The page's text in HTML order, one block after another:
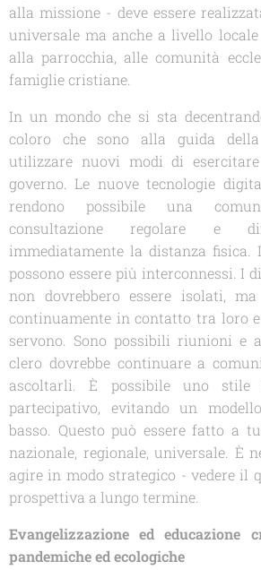
alla missione - deve essere
universale ma anche a livello
alla parrocchia, alle comunità
famiglie cristiane.
In un mondo che si sta
coloro che sono alla guida della
utilizzare nuovi modi di
governo. Le nuove tecnologie
rendono possibile una
consultazione regolare e
immediatamente la distanza fisica.
possono essere più interconnessi. I
non dovrebbero essere isolati, ma
continuamente in contatto tra loro
servono. Sono possibili riunioni e
clero dovrebbe continuare a
ascoltarli. È possibile uno stile
partecipativo, evitando un
basso. Questo può essere fatto a
nazionale, regionale, universale. È
agire in modo strategico - vedere il
prospettiva a lungo termine.
Evangelizzazione ed educazione
pandemiche ed ecologiche